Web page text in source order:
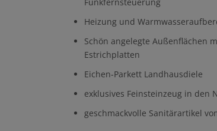
Heizung und
Schön angelegte Außenflächen
Estrichplatten
Eichen-Parkett Landhausdiele
exklusives Feinsteinzeug in den
geschmackvolle Sanitärartikel